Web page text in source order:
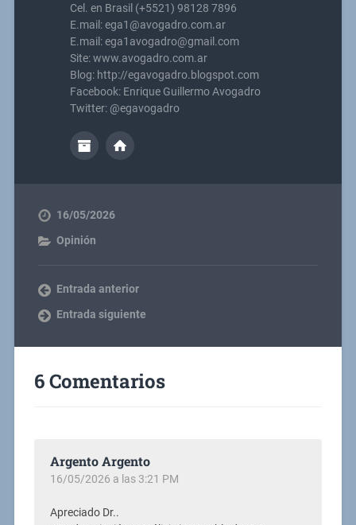
Cel. en Brasil (+5521) 98128 7896
E.mail: ega1@avogadro.com.ar
E.mail: ega1avogadro@gmail.com
Site: www.avogadro.com.ar
Blog: http://egavogadro.blogspot.com
Facebook: Enrique Guillermo Avogadro
Twitter: @egavogadro
16/05/2026
Opinión
Entrada anterior
Entrada siguiente
6 Comentarios
Argento Argento
16/05/2026 a las 3:21 PM
Apreciado Dr..